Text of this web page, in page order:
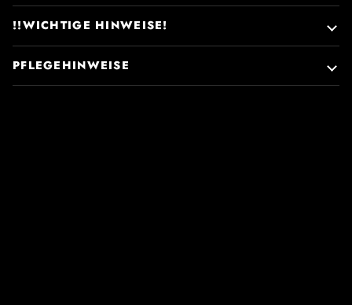
!!WICHTIGE HINWEISE!
PFLEGEHINWEISE